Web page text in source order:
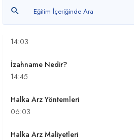
09:40
14:03
İzahname Nedir?
14:45
Halka Arz Yöntemleri
06:03
Halka Arz Maliyetleri